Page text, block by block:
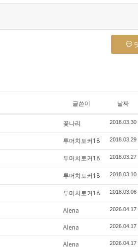
글쓴이 날짜
꽃나리 2018.03.30
투머치토커18 2018.03.29
투머치토커18 2018.03.27
투머치토커18 2018.03.10
투머치토커18 2018.03.06
Alena 2026.04.17
Alena 2026.04.17
Alena 2026.04.17